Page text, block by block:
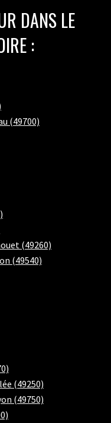
DANS LE
:
(49700)
(49260)
(49540)
(49250)
(49750)